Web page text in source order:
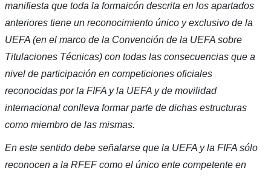
manifiesta que toda la formaicón descrita en los apartados
anteriores tiene un reconocimiento único y exclusivo de la
UEFA (en el marco de la Convención de la UEFA sobre
Titulaciones Técnicas) con todas las consecuencias que a
nivel de participación en competiciones oficiales
reconocidas por la FIFA y la UEFA y de movilidad
internacional conlleva formar parte de dichas estructuras
como miembro de las mismas.
En este sentido debe señalarse que la UEFA y la FIFA sólo
reconocen a la RFEF como el único ente competente en